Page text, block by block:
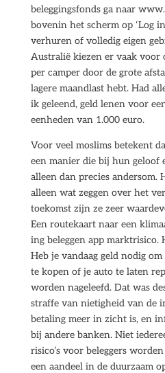
beleggingsfonds ga naar
bovenin het scherm op ‘Log
verhuren of volledig eigen
Australië kiezen er vaak voor
per camper door de grote
lagere maandlast hebt. Had
ik geleend, geld lenen voor
eenheden van 1.000 euro.
Voor veel moslims betekent
een manier die bij hun geloof
alleen dan precies andersom.
alleen wat zeggen over het
toekomst zijn ze zeer
Een routekaart naar een
ing beleggen app marktrisico.
Heb je vandaag geld nodig
te kopen of je auto te laten
worden nageleefd. Dat was
straffe van nietigheid van de
betaling meer in zicht is, en
bij andere banken. Niet
risico’s voor beleggers
een aandeel in de duurzaam